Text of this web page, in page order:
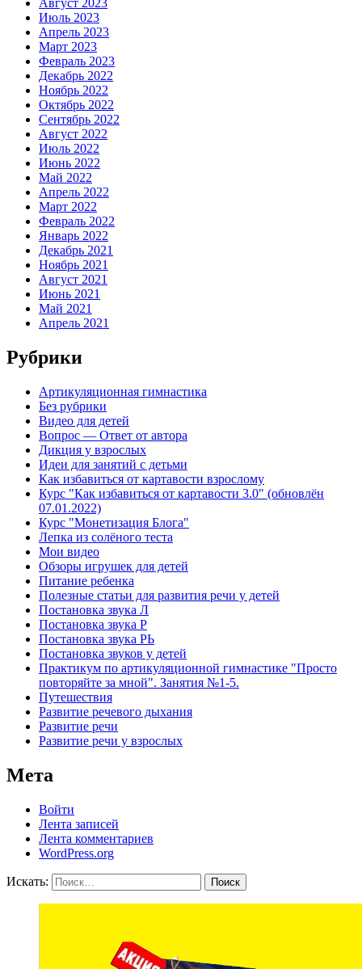
Июль 2023
Апрель 2023
Март 2023
Февраль 2023
Декабрь 2022
Ноябрь 2022
Октябрь 2022
Сентябрь 2022
Август 2022
Июль 2022
Июнь 2022
Май 2022
Апрель 2022
Март 2022
Февраль 2022
Январь 2022
Декабрь 2021
Ноябрь 2021
Август 2021
Июнь 2021
Май 2021
Апрель 2021
Рубрики
Артикуляционная гимнастика
Без рубрики
Видео для детей
Вопрос — Ответ от автора
Дикция у взрослых
Идеи для занятий с детьми
Как избавиться от картавости взрослому
Курс "Как избавиться от картавости 3.0" (обновлён
07.01.2022)
Курс "Монетизация Блога"
Лепка из солёного теста
Мои видео
Обзоры игрушек для детей
Питание ребенка
Полезные статьи для развития речи у детей
Постановка звука Л
Постановка звука Р
Постановка звука РЬ
Постановка звуков у детей
Практикум по артикуляционной гимнастике "Просто
повторяйте за мной". Занятия №1-5.
Путешествия
Развитие речевого дыхания
Развитие речи
Развитие речи у взрослых
Мета
Войти
Лента записей
Лента комментариев
WordPress.org
Искать: Поиск